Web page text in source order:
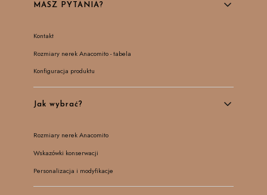
MASZ PYTANIA?
Kontakt
Rozmiary nerek Anacomito - tabela
Konfiguracja produktu
Jak wybrać?
Rozmiary nerek Anacomito
Wskazówki konserwacji
Personalizacja i modyfikacje